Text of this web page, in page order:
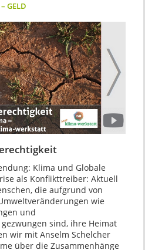
GELD
Klima und Globale
als Konflikttreiber: Aktuell
die aufgrund von
wie
und
sind, ihre Heimat
wir mit Anselm Schelcher
über die Zusammenhänge